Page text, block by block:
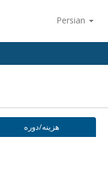
Persian
هزینه/دوره